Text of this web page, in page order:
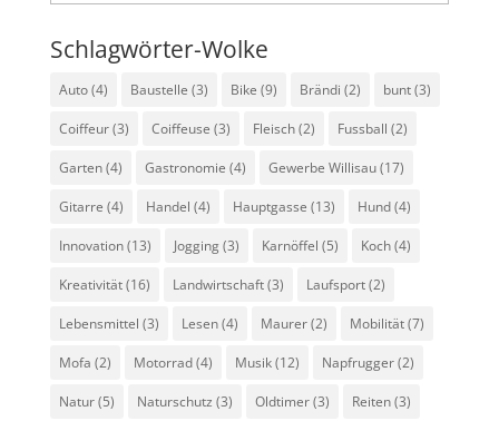
Schlagwörter-Wolke
Auto(4) Baustelle (3) Bike (9) Brändi (2) bunt(3)
Coiffeur(3) Coiffeuse (3) Fleisch(2) Fussball (2)
Garten(4) Gastronomie (4) Gewerbe Willisau(17)
Gitarre (4) Handel (4) Hauptgasse (13) Hund(4)
Innovation(13) Jogging(3) Karnöffel (5) Koch(4)
Kreativität(16) Landwirtschaft(3) Laufsport(2)
Lebensmittel (3) Lesen(4) Maurer(2) Mobilität(7)
Mofa (2) Motorrad(4) Musik(12) Napfrugger(2)
Natur(5) Naturschutz (3) Oldtimer(3) Reiten(3)